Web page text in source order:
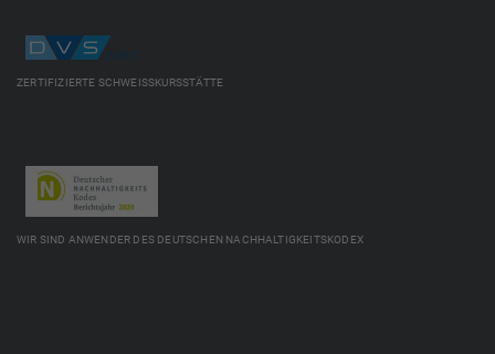
ZERTIFIZIERTE SCHWEISSKURSSTÄTTE
WIR SIND ANWENDER DES DEUTSCHEN NACHHALTIGKEITSKODEX